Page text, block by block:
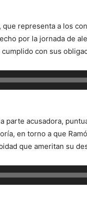
que representa a los
por la jornada de
con sus
parte acusadora,
en torno a que
que ameritan su